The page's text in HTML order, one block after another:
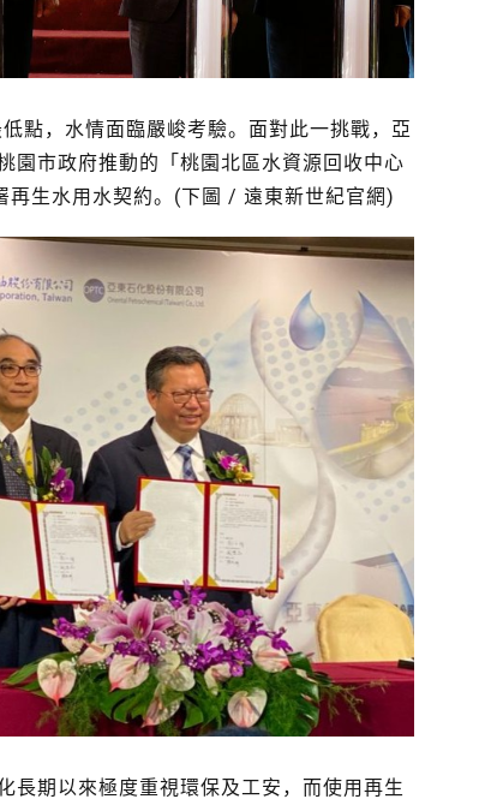
點，水情面臨嚴峻考驗。面對此一挑戰，亞
園市政府推動的「桃園北區水資源回收中心
生水用水契約。(下圖 / 遠東新世紀官網)
長期以來極度重視環保及工安，而使用再生